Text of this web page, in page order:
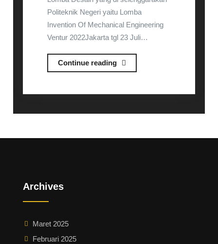
Politeknik Negeri yaitu Lomba
Invention Of Mechanical Engineering
Ventur 2022Jakarta tgl 23 Juli…
Continue readingLomba
Design
Mechanical
Ventur
Archives
Maret 2025
Februari 2025